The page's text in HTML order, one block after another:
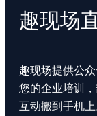
趣现场
趣现场提供公
您的企业培训
互动搬到手机上